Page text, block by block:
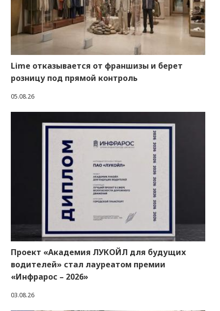
Lime отказывается от франшизы и берет
розницу под прямой контроль
05.08.26
Проект «Академия ЛУКОЙЛ для будущих
водителей» стал лауреатом премии
«Инфрарос – 2026»
03.08.26